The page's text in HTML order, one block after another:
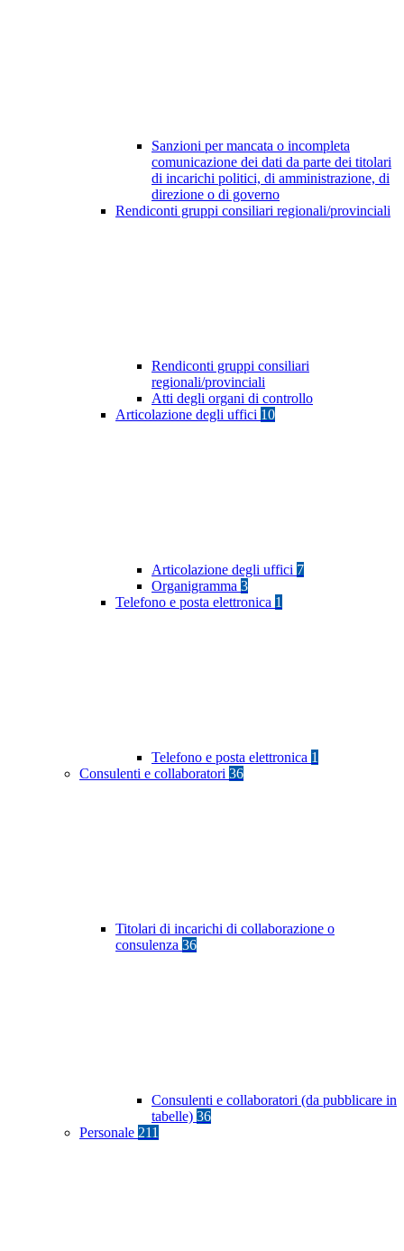
Sanzioni per mancata o incompleta
comunicazione dei dati da parte dei titolari
di incarichi politici, di amministrazione, di
direzione o di governo
Rendiconti gruppi consiliari regionali/provinciali
Rendiconti gruppi consiliari
regionali/provinciali
Atti degli organi di controllo
Articolazione degli uffici 10
Articolazione degli uffici 7
Organigramma 3
Telefono e posta elettronica 1
Telefono e posta elettronica 1
Consulenti e collaboratori 36
Titolari di incarichi di collaborazione o
consulenza 36
Consulenti e collaboratori (da pubblicare in
tabelle) 36
Personale 211